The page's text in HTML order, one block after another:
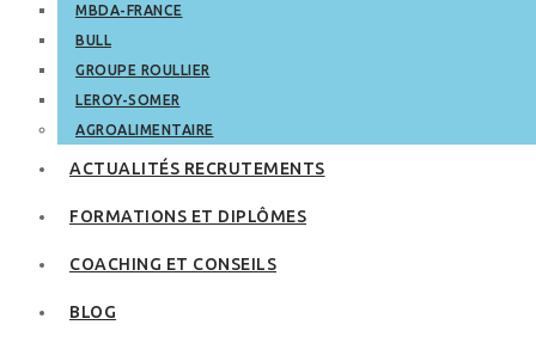
MBDA-FRANCE
BULL
GROUPE ROULLIER
LEROY-SOMER
AGROALIMENTAIRE
ACTUALITÉS RECRUTEMENTS
FORMATIONS ET DIPLÔMES
COACHING ET CONSEILS
BLOG